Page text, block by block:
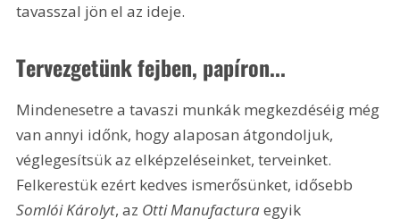
tavasszal jön el az ideje.
Tervezgetünk fejben, papíron...
Mindenesetre a tavaszi munkák megkezdéséig még
van annyi időnk, hogy alaposan átgondoljuk,
véglegesítsük az elképzeléseinket, terveinket.
Felkerestük ezért kedves ismerősünket, idősebb
Somlói Károlyt, az Otti Manufactura egyik